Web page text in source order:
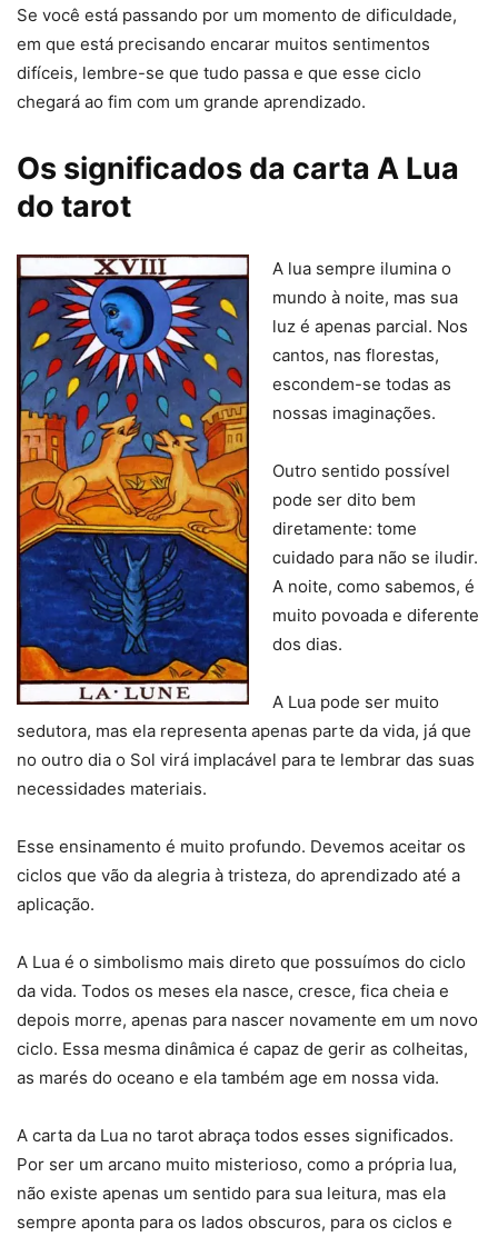
Se você está passando por um momento de dificuldade,
em que está precisando encarar muitos sentimentos
difíceis, lembre-se que tudo passa e que esse ciclo
chegará ao fim com um grande aprendizado.
Os significados da carta A Lua
do tarot
A lua sempre ilumina o
mundo à noite, mas sua
luz é apenas parcial. Nos
cantos, nas florestas,
escondem-se todas as
nossas imaginações.
Outro sentido possível
pode ser dito bem
diretamente: tome
cuidado para não se iludir.
A noite, como sabemos, é
muito povoada e diferente
dos dias.
A Lua pode ser muito
sedutora, mas ela representa apenas parte da vida, já que
no outro dia o Sol virá implacável para te lembrar das suas
necessidades materiais.
Esse ensinamento é muito profundo. Devemos aceitar os
ciclos que vão da alegria à tristeza, do aprendizado até a
aplicação.
A Lua é o simbolismo mais direto que possuímos do ciclo
da vida. Todos os meses ela nasce, cresce, fica cheia e
depois morre, apenas para nascer novamente em um novo
ciclo. Essa mesma dinâmica é capaz de gerir as colheitas,
as marés do oceano e ela também age em nossa vida.
A carta da Lua no tarot abraça todos esses significados.
Por ser um arcano muito misterioso, como a própria lua,
não existe apenas um sentido para sua leitura, mas ela
sempre aponta para os lados obscuros, para os ciclos e